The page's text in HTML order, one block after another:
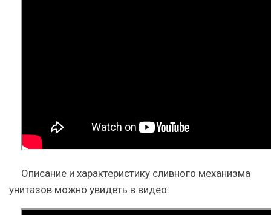
Описание и характеристику сливного механизма
унитазов можно увидеть в видео: